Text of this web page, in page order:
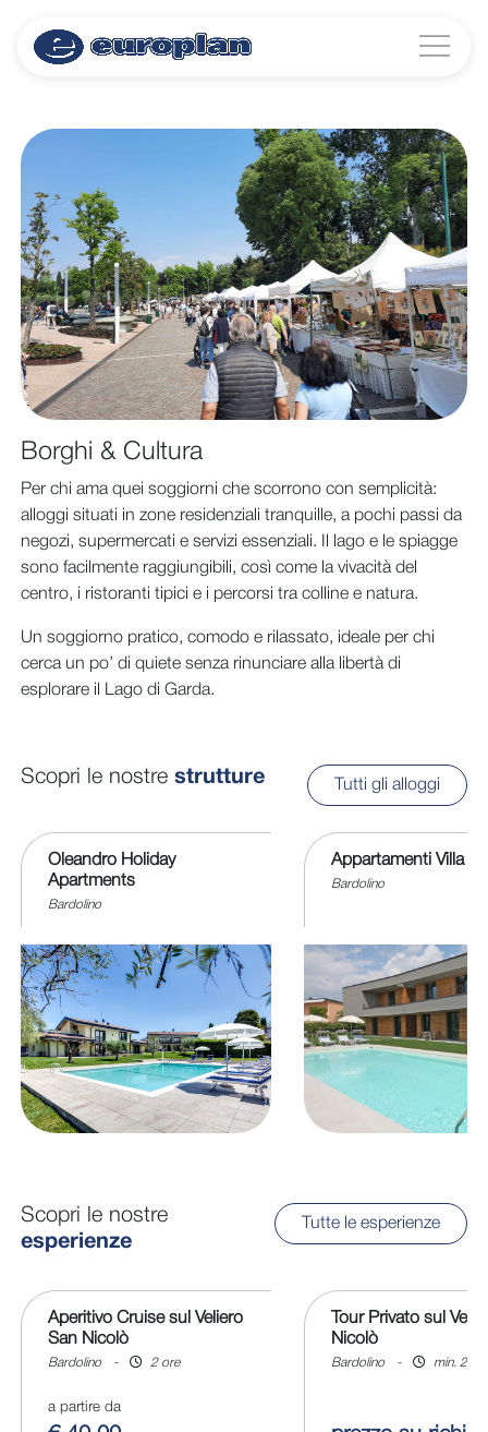
Borghi & Cultura
Per chi ama quei soggiorni che scorrono con semplicità:
alloggi situati in zone residenziali tranquille, a pochi passi da
negozi, supermercati e servizi essenziali. Il lago e le spiagge
sono facilmente raggiungibili, così come la vivacità del
centro, i ristoranti tipici e i percorsi tra colline e natura.
Un soggiorno pratico, comodo e rilassato, ideale per chi
cerca un po’ di quiete senza rinunciare alla libertà di
esplorare il Lago di Garda.
Scopri le nostre strutture Tutti gli alloggi
Oleandro Holiday
Apartments
Bardolino
Appartamenti Villa
Bardolino
Scopri le nostre
esperienze
Tutte le esperienze
Aperitivo Cruise sul Veliero
San Nicolò
Bardolino - 2 ore
a partire da
Tour Privato sul
Nicolò
Bardolino - min. 2